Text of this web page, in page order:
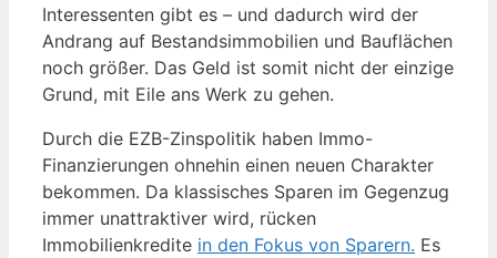
Interessenten gibt es – und dadurch wird der
Andrang auf Bestandsimmobilien und Bauflächen
noch größer. Das Geld ist somit nicht der einzige
Grund, mit Eile ans Werk zu gehen.
Durch die EZB-Zinspolitik haben Immo-
Finanzierungen ohnehin einen neuen Charakter
bekommen. Da klassisches Sparen im Gegenzug
immer unattraktiver wird, rücken
Immobilienkredite in den Fokus von Sparern. Es